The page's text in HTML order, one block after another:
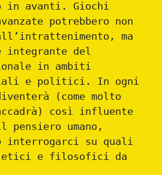
in avanti. Giochi
potrebbero non
ma
integrante del
in ambiti
e politici. In ogni
(come molto
così influente
umano,
interrogarci su quali
e filosofici da